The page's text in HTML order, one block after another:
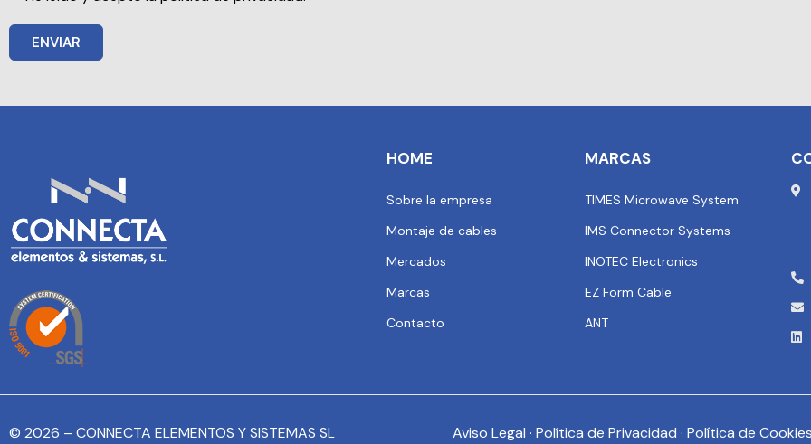
ENVIAR
HOME
Sobre la empresa
Montaje de cables
Mercados
Marcas
Contacto
MARCAS
TIMES Microwave System
IMS Connector Systems
INOTEC Electronics
EZ Form Cable
ANT
© 2026 – CONNECTA ELEMENTOS Y SISTEMAS SL Aviso Legal · Política de Privacidad · Política de